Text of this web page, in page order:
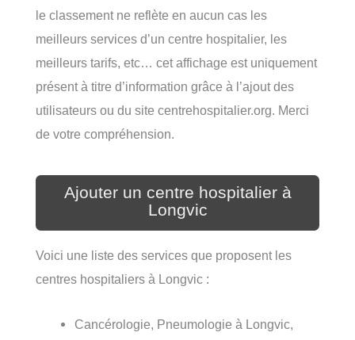
le classement ne reflète en aucun cas les
meilleurs services d’un centre hospitalier, les
meilleurs tarifs, etc… cet affichage est uniquement
présent à titre d’information grâce à l’ajout des
utilisateurs ou du site centrehospitalier.org. Merci
de votre compréhension.
Ajouter un centre hospitalier à
Longvic
Voici une liste des services que proposent les
centres hospitaliers à Longvic :
Cancérologie, Pneumologie à Longvic,